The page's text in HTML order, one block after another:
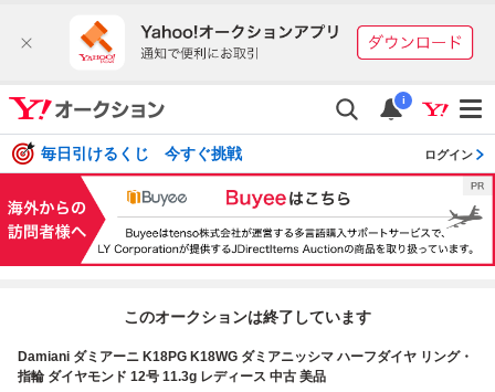
i
毎日引けるくじ 今すぐ挑戦 ログイン
このオークションは終了しています
Damiani ダミアーニ K18PG K18WG ダミアニッシマ ハーフダイヤ リング・
指輪 ダイヤモンド 12号 11.3g レディース 中古 美品